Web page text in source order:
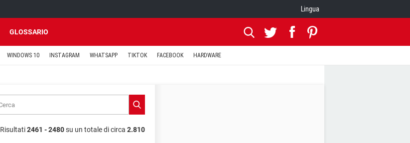
Lingua
GLOSSARIO
WINDOWS 10 INSTAGRAM WHATSAPP TIKTOK FACEBOOK HARDWARE
Risultati2461 - 2480su un totale di circa 2.810